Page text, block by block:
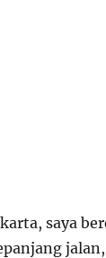
saya